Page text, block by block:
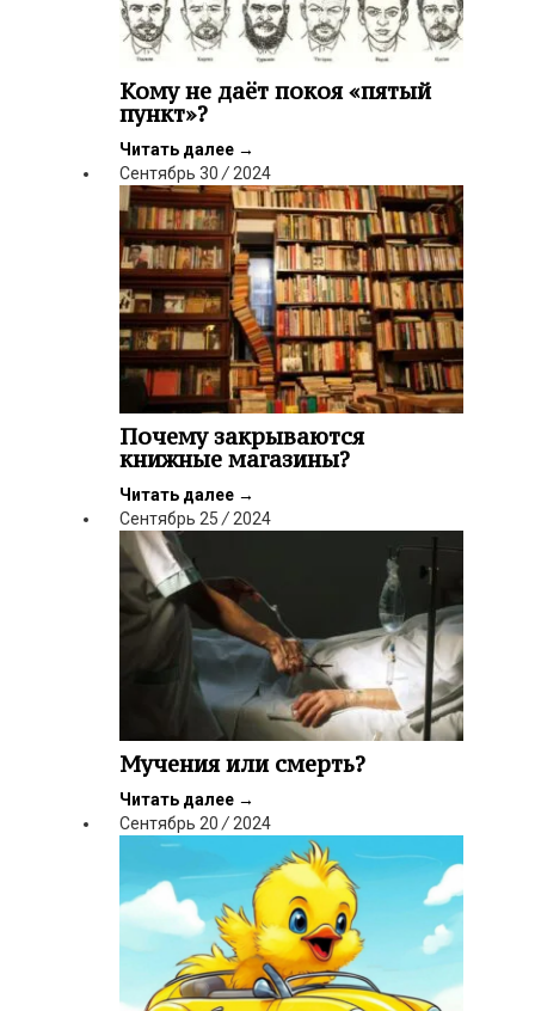
Кому не даёт покоя «пятый
пункт»?
Читать далее →
Сентябрь 30 / 2024
Почему закрываются
книжные магазины?
Читать далее →
Сентябрь 25 / 2024
Мучения или смерть?
Читать далее →
Сентябрь 20 / 2024